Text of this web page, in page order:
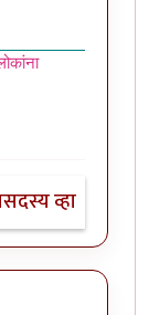
सदस्य व्हा